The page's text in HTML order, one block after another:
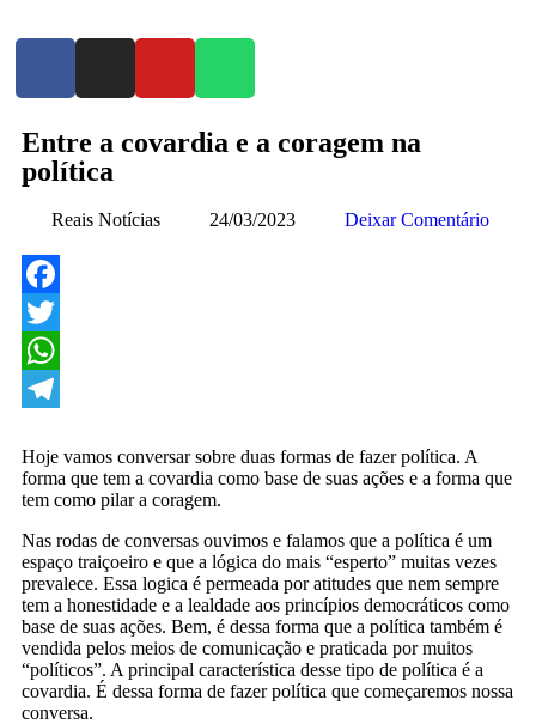
Entre a covardia e a coragem na
política
Reais Notícias 24/03/2023 Deixar Comentário
Facebook
Twitter
WhatsApp
Hoje vamos conversar sobre duas formas de fazer política. A
forma que tem a covardia como base de suas ações e a forma que
tem como pilar a coragem.
Nas rodas de conversas ouvimos e falamos que a política é um
espaço traiçoeiro e que a lógica do mais “esperto” muitas vezes
prevalece. Essa logica é permeada por atitudes que nem sempre
tem a honestidade e a lealdade aos princípios democráticos como
base de suas ações. Bem, é dessa forma que a política também é
vendida pelos meios de comunicação e praticada por muitos
“políticos”. A principal característica desse tipo de política é a
covardia. É dessa forma de fazer política que começaremos nossa
conversa.